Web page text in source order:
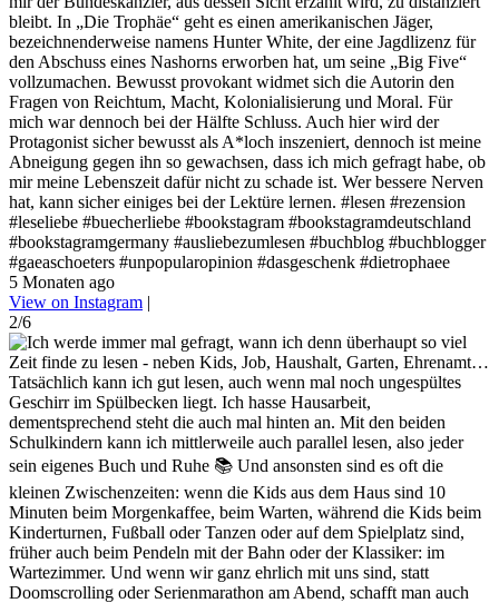
bleibt. In „Die Trophäe“ geht es einen amerikanischen Jäger,
bezeichnenderweise namens Hunter White, der eine Jagdlizenz für
den Abschuss eines Nashorns erworben hat, um seine „Big Five“
vollzumachen. Bewusst provokant widmet sich die Autorin den
Fragen von Reichtum, Macht, Kolonialisierung und Moral. Für
mich war dennoch bei der Hälfte Schluss. Auch hier wird der
Protagonist sicher bewusst als A*loch inszeniert, dennoch ist meine
Abneigung gegen ihn so gewachsen, dass ich mich gefragt habe, ob
mir meine Lebenszeit dafür nicht zu schade ist. Wer bessere Nerven
hat, kann sicher einiges bei der Lektüre lernen. #lesen #rezension
#leseliebe #buecherliebe #bookstagram #bookstagramdeutschland
#bookstagramgermany #ausliebezumlesen #buchblog #buchblogger
#gaeaschoeters #unpopularopinion #dasgeschenk #dietrophaee
5 Monaten ago
View on Instagram |
2/6